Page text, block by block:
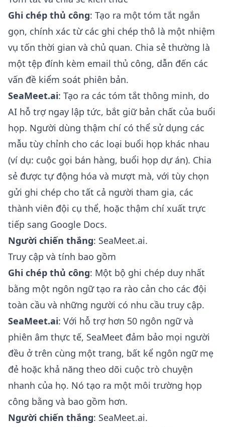
Ghi chép thủ công: Tạo ra một tóm tắt ngắn
gọn, chính xác từ các ghi chép thô là một nhiệm
vụ tốn thời gian và chủ quan. Chia sẻ thường là
một tệp đính kèm email thủ công, dẫn đến các
vấn đề kiểm soát phiên bản.
SeaMeet.ai: Tạo ra các tóm tắt thông minh, do
AI hỗ trợ ngay lập tức, bắt giữ bản chất của buổi
họp. Người dùng thậm chí có thể sử dụng các
mẫu tùy chỉnh cho các loại buổi họp khác nhau
(ví dụ: cuộc gọi bán hàng, buổi họp dự án). Chia
sẻ được tự động hóa và mượt mà, với tùy chọn
gửi ghi chép cho tất cả người tham gia, các
thành viên đội cụ thể, hoặc thậm chí xuất trực
tiếp sang Google Docs.
Người chiến thắng: SeaMeet.ai.
Truy cập và tính bao gồm
Ghi chép thủ công: Một bộ ghi chép duy nhất
bằng một ngôn ngữ tạo ra rào cản cho các đội
toàn cầu và những người có nhu cầu truy cập.
SeaMeet.ai: Với hỗ trợ hơn 50 ngôn ngữ và
phiên âm thực tế, SeaMeet đảm bảo mọi người
đều ở trên cùng một trang, bất kể ngôn ngữ mẹ
đẻ hoặc khả năng theo dõi cuộc trò chuyện
nhanh của họ. Nó tạo ra một môi trường họp
công bằng và bao gồm hơn.
Người chiến thắng: SeaMeet.ai.